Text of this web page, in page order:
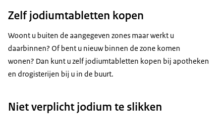
Zelf jodiumtabletten kopen
Woont u buiten de aangegeven zones maar werkt u
daarbinnen? Of bent u nieuw binnen de zone komen
wonen? Dan kunt u zelf jodiumtabletten kopen bij apotheken
en drogisterijen bij u in de buurt.
Niet verplicht jodium te slikken